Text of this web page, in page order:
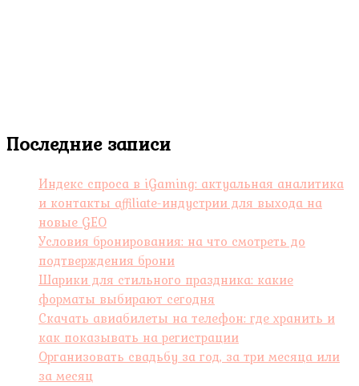
Последние записи
Индекс спроса в iGaming: актуальная аналитика
и контакты affiliate-индустрии для выхода на
новые GEO
Условия бронирования: на что смотреть до
подтверждения брони
Шарики для стильного праздника: какие
форматы выбирают сегодня
Скачать авиабилеты на телефон: где хранить и
как показывать на регистрации
Организовать свадьбу за год, за три месяца или
за месяц